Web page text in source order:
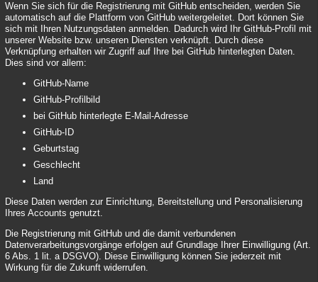
Wenn Sie sich für die Registrierung mit GitHub entscheiden, werden Sie
automatisch auf die Plattform von GitHub weitergeleitet. Dort können Sie
sich mit Ihren Nutzungsdaten anmelden. Dadurch wird Ihr GitHub-Profil mit
unserer Website bzw. unseren Diensten verknüpft. Durch diese
Verknüpfung erhalten wir Zugriff auf Ihre bei GitHub hinterlegten Daten.
Dies sind vor allem:
GitHub-Name
GitHub-Profilbild
bei GitHub hinterlegte E-Mail-Adresse
GitHub-ID
Geburtstag
Geschlecht
Land
Diese Daten werden zur Einrichtung, Bereitstellung und Personalisierung
Ihres Accounts genutzt.
Die Registrierung mit GitHub und die damit verbundenen
Datenverarbeitungsvorgänge erfolgen auf Grundlage Ihrer Einwilligung (Art.
6 Abs. 1 lit. a DSGVO). Diese Einwilligung können Sie jederzeit mit
Wirkung für die Zukunft widerrufen.